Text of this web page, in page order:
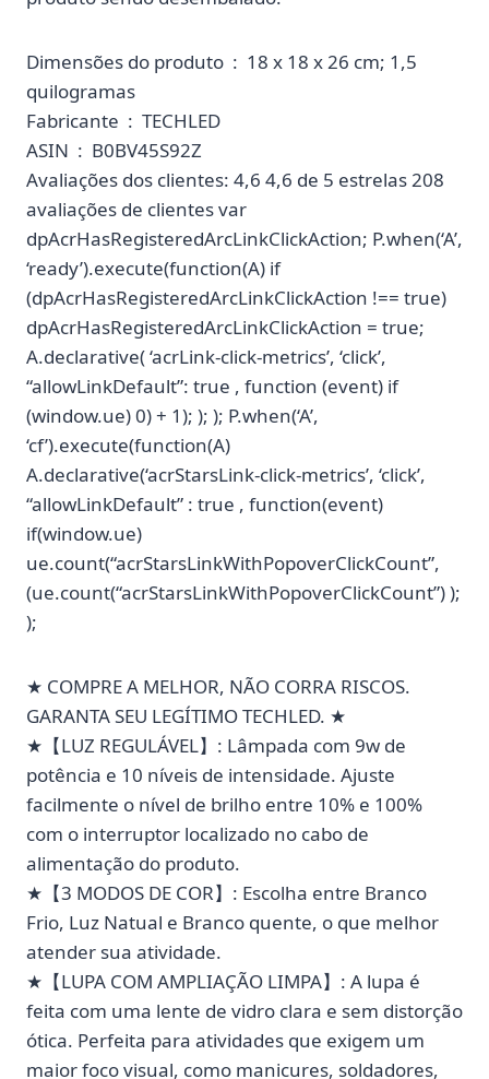
Dimensões do produto ‏ : ‎ 18 x 18 x 26 cm; 1,5
quilogramas
Fabricante ‏ : ‎ TECHLED
ASIN ‏ : ‎ B0BV45S92Z
Avaliações dos clientes: 4,6 4,6 de 5 estrelas 208
avaliações de clientes var
dpAcrHasRegisteredArcLinkClickAction; P.when(‘A’,
‘ready’).execute(function(A) if
(dpAcrHasRegisteredArcLinkClickAction !== true)
dpAcrHasRegisteredArcLinkClickAction = true;
A.declarative( ‘acrLink-click-metrics’, ‘click’,
“allowLinkDefault”: true , function (event) if
(window.ue) 0) + 1); ); ); P.when(‘A’,
‘cf’).execute(function(A)
A.declarative(‘acrStarsLink-click-metrics’, ‘click’,
“allowLinkDefault” : true , function(event)
if(window.ue)
ue.count(“acrStarsLinkWithPopoverClickCount”,
(ue.count(“acrStarsLinkWithPopoverClickCount”) );
);
★ COMPRE A MELHOR, NÃO CORRA RISCOS.
GARANTA SEU LEGÍTIMO TECHLED. ★
★【LUZ REGULÁVEL】: Lâmpada com 9w de
potência e 10 níveis de intensidade. Ajuste
facilmente o nível de brilho entre 10% e 100%
com o interruptor localizado no cabo de
alimentação do produto.
★【3 MODOS DE COR】: Escolha entre Branco
Frio, Luz Natual e Branco quente, o que melhor
atender sua atividade.
★【LUPA COM AMPLIAÇÃO LIMPA】: A lupa é
feita com uma lente de vidro clara e sem distorção
ótica. Perfeita para atividades que exigem um
maior foco visual, como manicures, soldadores,